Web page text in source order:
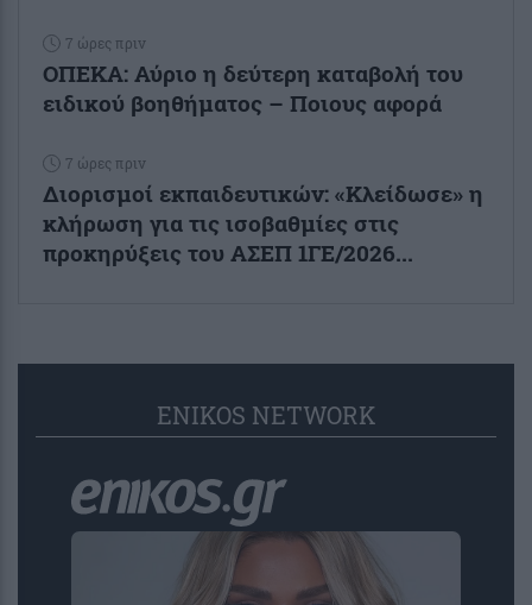
7 ώρες πριν
ΟΠΕΚΑ: Αύριο η δεύτερη καταβολή του
ειδικού βοηθήματος – Ποιους αφορά
7 ώρες πριν
Διορισμοί εκπαιδευτικών: «Κλείδωσε» η
κλήρωση για τις ισοβαθμίες στις
προκηρύξεις του ΑΣΕΠ 1ΓΕ/2026...
ENIKOS NETWORK